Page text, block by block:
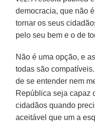
democracia, que não
tornar os seus
pelo seu bem e o de
Não é uma opção, e
todas são
de se entender nem
República seja capaz
cidadãos quando
aceitável que um a